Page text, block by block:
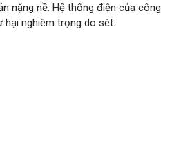
nặng nề. Hệ thống điện của công
hại nghiêm trọng do sét.